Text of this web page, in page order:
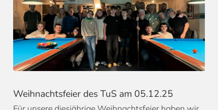
Weihnachtsfeier des TuS am 05.12.25